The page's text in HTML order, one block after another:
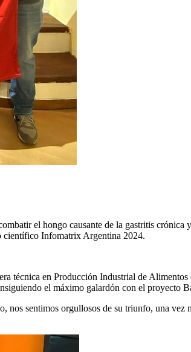
el hongo causante de la gastritis
científico Infomatrix Argentina 2024.
técnica en Producción Industrial de
el máximo galardón con el proyecto
sentimos orgullosos de su triunfo, una vez